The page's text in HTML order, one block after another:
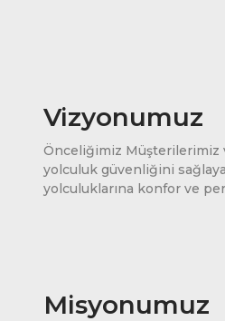
Vizyonumuz
Önceliğimiz Müşterilerimiz
yolculuk güvenliğini
yolculuklarına konfor ve
Misyonumuz